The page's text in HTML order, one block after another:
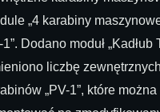
„4 karabiny
1”. Dodano moduł „Kadłub
liczbę
„PV-1”, które można